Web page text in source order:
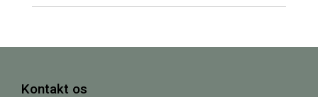
Kontakt os